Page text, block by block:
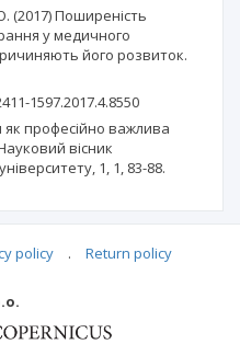
(2017) Поширеність
у медичного
його розвиток.
1597.2017.4.8550
як професійно важлива
вісник
1, 1, 83-88.
policy . Return policy